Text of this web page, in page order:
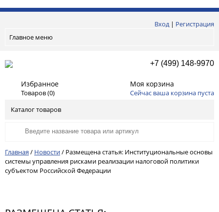
Вход| Регистрация
Главное меню
+7 (499) 148-9970
Избранное
Товаров (0)
Моя корзина
Сейчас ваша корзина пуста
Каталог товаров
Главная / Новости/ Размещена статья: Институциональные основы
системы управления рисками реализации налоговой политики
субъектом Российской Федерации